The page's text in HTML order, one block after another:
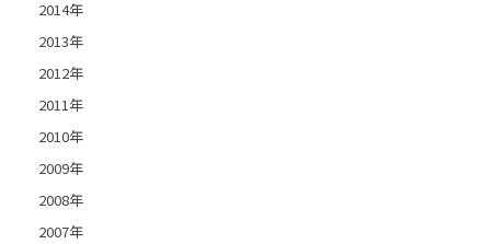
2014年
2013年
2012年
2011年
2010年
2009年
2008年
2007年